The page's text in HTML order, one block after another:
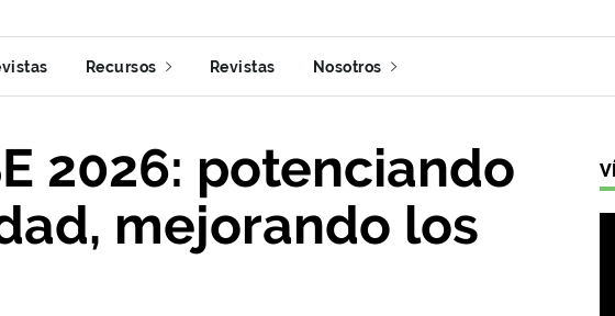
Recursos Revistas Nosotros
2026: potenciando
mejorando los